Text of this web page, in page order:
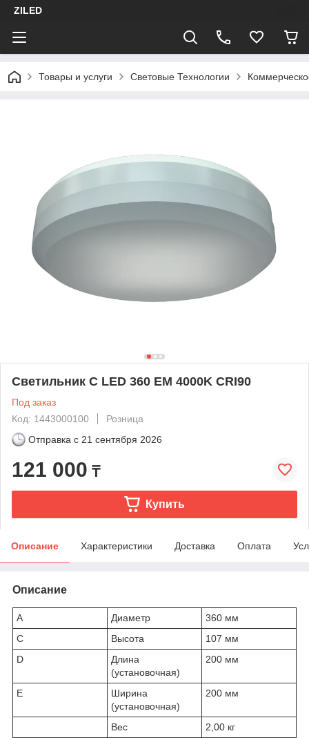
ZILED
Товары и услуги Световые Технологии
Светильник C LED 360 EM 4000K CRI90
Под заказ
Код: 1443000100
Розница
Отправка с 21 сентября 2026
121 000 ₸
Купить
Описание Характеристики Доставка Оплата
Описание
A Диаметр
360 мм
C
Высота
107 мм
D
Длина
(установочная)
200 мм
E
Ширина
(установочная)
200 мм
Вес
2,00 кг